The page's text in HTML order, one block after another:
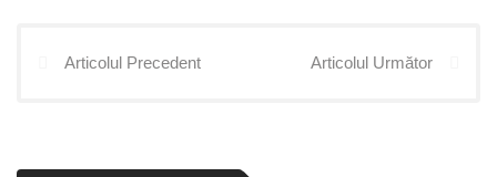
Articolul Precedent Articolul Următor